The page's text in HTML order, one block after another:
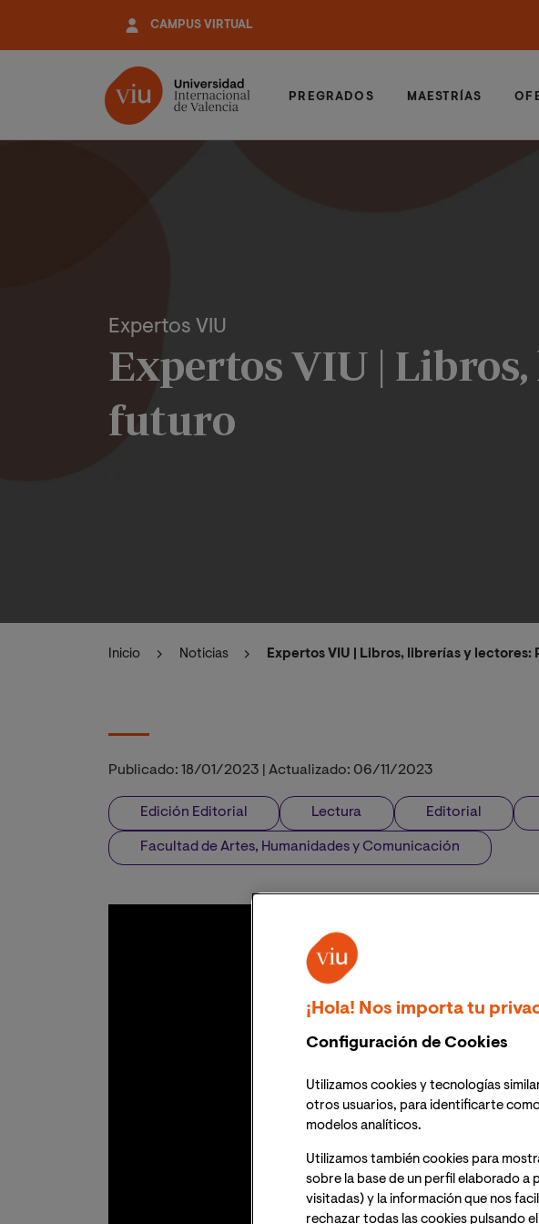
contenido
CAMPUS VIRTUAL
PREGRADOS MAESTRÍAS
Expertos VIU
Expertos VIU |
futuro
Inicio Noticias Expertos VIU | Libros, librerías y lectores:
Publicado: 18/01/2023 Actualizado: 06/11/2023
Edición Editorial Lectura Editorial
Facultad de Artes, Humanidades y Comunicación
¡Hola! Nos importa tu
Configuración de Cookies
Utilizamos cookies y tecnologías
otros usuarios, para identificarte
modelos analíticos.
Utilizamos también cookies para
sobre la base de un perfil elaborado
visitadas) y la información que nos
rechazar todas las cookies pulsando